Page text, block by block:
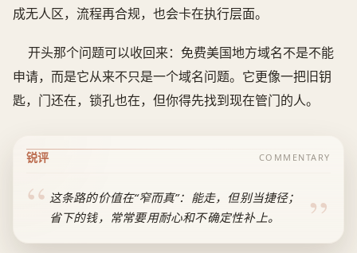
成无人区，流程再合规，也会卡在执行层面。
开头那个问题可以收回来：免费美国地方域名不是不能
申请，而是它从来不只是一个域名问题。它更像一把旧钥
匙，门还在，锁孔也在，但你得先找到现在管门的人。
锐评 COMMENTARY
这条路的价值在“窄而真”：能走，但别当捷径；
省下的钱，常常要用耐心和不确定性补上。